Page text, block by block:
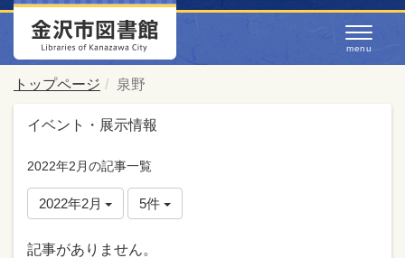
トップページ 泉野
イベント・展示情報
2022年2月の記事一覧
2022年2月 5件
記事がありません。